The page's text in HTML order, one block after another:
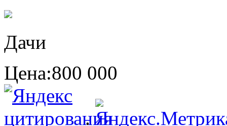
Дачи
Цена:800 000
.